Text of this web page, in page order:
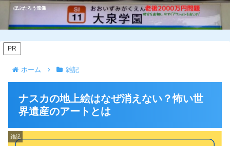
ぼぶたろう流儀
ホーム 雑記
PR
ナスカの地上絵はなぜ消えない？怖い世
界遺産のアートとは
雑記